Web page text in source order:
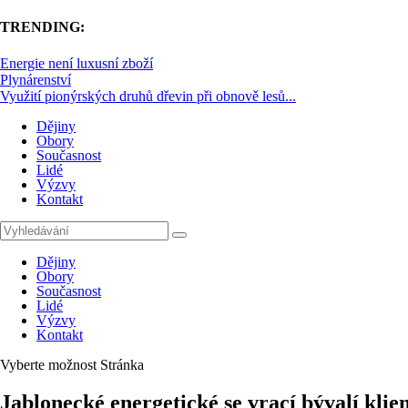
TRENDING:
Energie není luxusní zboží
Plynárenství
Využití pionýrských druhů dřevin při obnově lesů...
Dějiny
Obory
Současnost
Lidé
Výzvy
Kontakt
Dějiny
Obory
Současnost
Lidé
Výzvy
Kontakt
Vyberte možnost Stránka
Jablonecké energetické se vrací bývalí